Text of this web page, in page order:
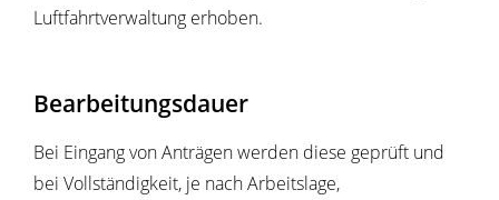
Luftfahrtverwaltung erhoben.
Bearbeitungsdauer
Bei Eingang von Anträgen werden diese geprüft und
bei Vollständigkeit, je nach Arbeitslage,